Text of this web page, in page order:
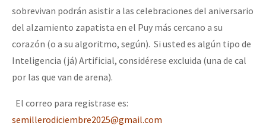
sobrevivan podrán asistir a las celebraciones del aniversario
del alzamiento zapatista en el Puy más cercano a su
corazón (o a su algoritmo, según). Si usted es algún tipo de
Inteligencia (já) Artificial, considérese excluida (una de cal
por las que van de arena).
El correo para registrase es:
semillerodiciembre2025@gmail.com